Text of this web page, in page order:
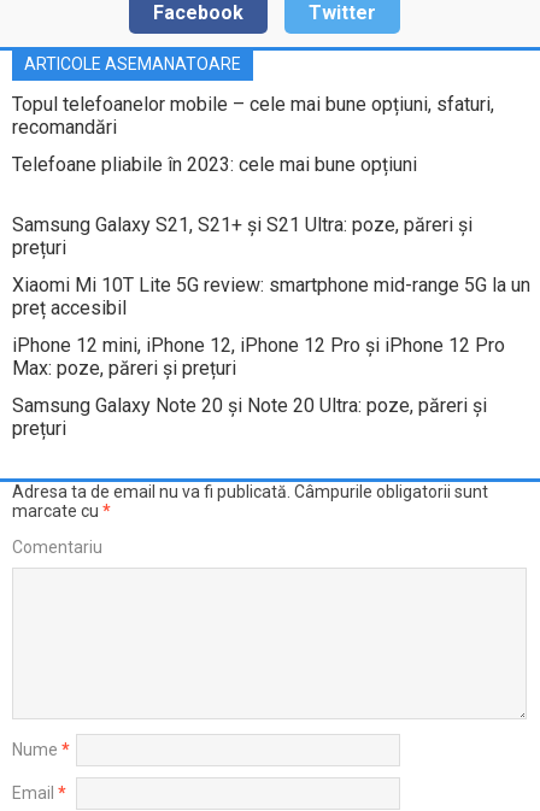
Facebook Twitter
ARTICOLE ASEMANATOARE
Topul telefoanelor mobile – cele mai bune opțiuni, sfaturi,
recomandări
Telefoane pliabile în 2023: cele mai bune opțiuni
Samsung Galaxy S21, S21+ și S21 Ultra: poze, păreri și
prețuri
Xiaomi Mi 10T Lite 5G review: smartphone mid-range 5G la un
preț accesibil
iPhone 12 mini, iPhone 12, iPhone 12 Pro și iPhone 12 Pro
Max: poze, păreri și prețuri
Samsung Galaxy Note 20 și Note 20 Ultra: poze, păreri și
prețuri
Adresa ta de email nu va fi publicată. Câmpurile obligatorii sunt
marcate cu *
Comentariu
Nume *
Email *